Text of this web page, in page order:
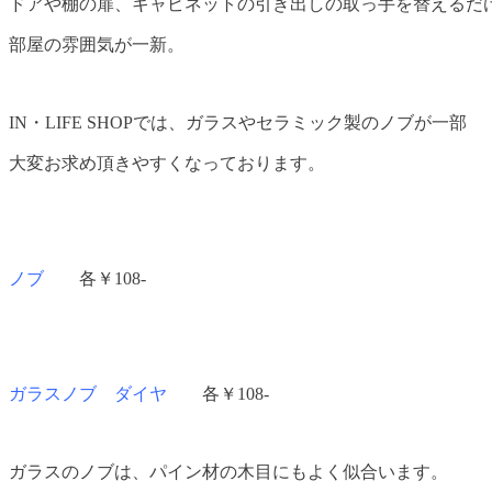
部屋の雰囲気が一新。
IN・LIFE SHOPでは、ガラスやセラミック製のノブが一部
大変お求め頂きやすくなっております。
ノブ 各￥108-
ガラスノブ ダイヤ 各￥108-
ガラスのノブは、パイン材の木目にもよく似合います。